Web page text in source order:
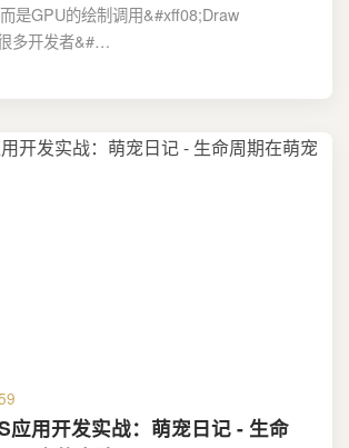
是GPU的绘制调用&#xff08;Draw
多开发者&#…
应用开发实战：萌宠日记 - 生命